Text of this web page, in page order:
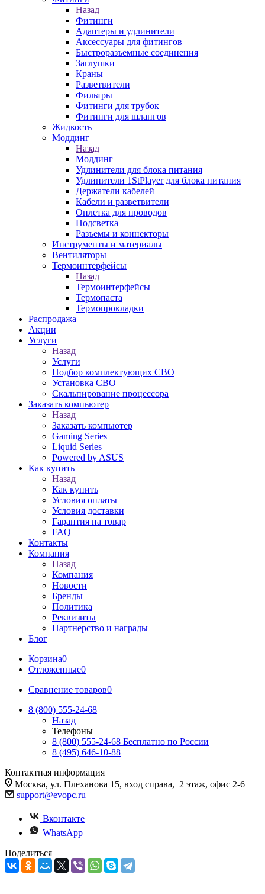
Назад
Фитинги
Адаптеры и удлинители
Аксессуары для фитингов
Быстроразъемные соединения
Заглушки
Краны
Разветвители
Фильтры
Фитинги для трубок
Фитинги для шлангов
Жидкость
Моддинг
Назад
Моддинг
Удлинители для блока питания
Удлинители 1StPlayer для блока питания
Держатели кабелей
Кабели и разветвители
Оплетка для проводов
Подсветка
Разъемы и коннекторы
Инструменты и материалы
Вентиляторы
Термоинтерфейсы
Назад
Термоинтерфейсы
Термопаста
Термопрокладки
Распродажа
Акции
Услуги
Назад
Услуги
Подбор комплектующих СВО
Установка СВО
Скальпирование процессора
Заказать компьютер
Назад
Заказать компьютер
Gaming Series
Liquid Series
Powered by ASUS
Как купить
Назад
Как купить
Условия оплаты
Условия доставки
Гарантия на товар
FAQ
Контакты
Компания
Назад
Компания
Новости
Бренды
Политика
Реквизиты
Партнерство и награды
Блог
Корзина0
Отложенные0
Сравнение товаров0
8 (800) 555-24-68
Назад
Телефоны
8 (800) 555-24-68 Бесплатно по России
8 (495) 646-10-88
Контактная информация
Москва, ул. Плеханова 15, вход справа, 2 этаж, офис 2-6
support@evopc.ru
Вконтакте
WhatsApp
Поделиться